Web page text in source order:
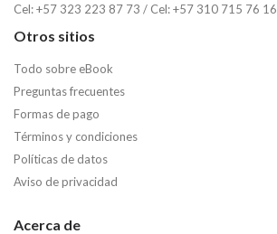
Cel: +57 323 223 87 73 / Cel: +57 310 715 76 16
Otros sitios
Todo sobre eBook
Preguntas frecuentes
Formas de pago
Términos y condiciones
Políticas de datos
Aviso de privacidad
Acerca de